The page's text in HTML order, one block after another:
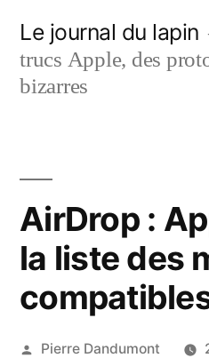
contenu
Le journal du lapin
trucs Apple, des
bizarres
AirDrop :
la liste des
Publié
Pierre Dandumont